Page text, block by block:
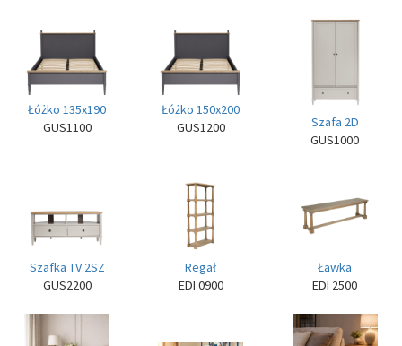
Łóżko 135x190
GUS1100
Łóżko 150x200
GUS1200
Szafa 2D
GUS1000
Szafka TV 2SZ
GUS2200
Regał
EDI 0900
Ławka
EDI 2500